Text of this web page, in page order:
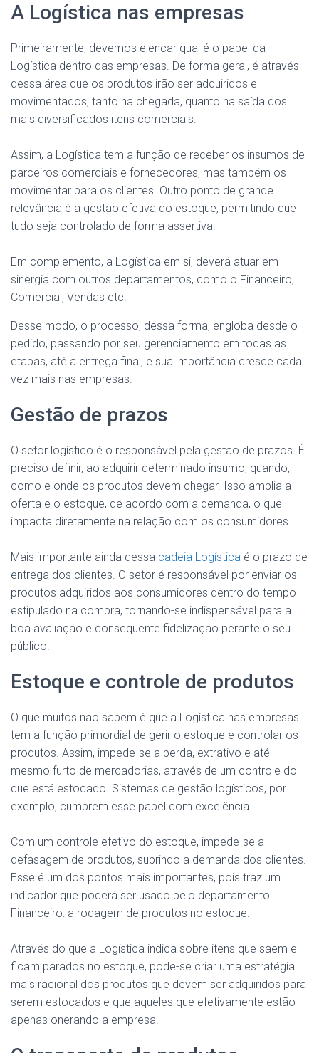
A Logística nas empresas
Primeiramente, devemos elencar qual é o papel da
Logística dentro das empresas. De forma geral, é através
dessa área que os produtos irão ser adquiridos e
movimentados, tanto na chegada, quanto na saída dos
mais diversificados itens comerciais.
Assim, a Logística tem a função de receber os insumos de
parceiros comerciais e fornecedores, mas também os
movimentar para os clientes. Outro ponto de grande
relevância é a gestão efetiva do estoque, permitindo que
tudo seja controlado de forma assertiva.
Em complemento, a Logística em si, deverá atuar em
sinergia com outros departamentos, como o Financeiro,
Comercial, Vendas etc.
Desse modo, o processo, dessa forma, engloba desde o
pedido, passando por seu gerenciamento em todas as
etapas, até a entrega final, e sua importância cresce cada
vez mais nas empresas.
Gestão de prazos
O setor logístico é o responsável pela gestão de prazos. É
preciso definir, ao adquirir determinado insumo, quando,
como e onde os produtos devem chegar. Isso amplia a
oferta e o estoque, de acordo com a demanda, o que
impacta diretamente na relação com os consumidores.
Mais importante ainda dessa cadeia Logística é o prazo de
entrega dos clientes. O setor é responsável por enviar os
produtos adquiridos aos consumidores dentro do tempo
estipulado na compra, tornando-se indispensável para a
boa avaliação e consequente fidelização perante o seu
público.
Estoque e controle de produtos
O que muitos não sabem é que a Logística nas empresas
tem a função primordial de gerir o estoque e controlar os
produtos. Assim, impede-se a perda, extrativo e até
mesmo furto de mercadorias, através de um controle do
que está estocado. Sistemas de gestão logísticos, por
exemplo, cumprem esse papel com excelência.
Com um controle efetivo do estoque, impede-se a
defasagem de produtos, suprindo a demanda dos clientes.
Esse é um dos pontos mais importantes, pois traz um
indicador que poderá ser usado pelo departamento
Financeiro: a rodagem de produtos no estoque.
Através do que a Logística indica sobre itens que saem e
ficam parados no estoque, pode-se criar uma estratégia
mais racional dos produtos que devem ser adquiridos para
serem estocados e que aqueles que efetivamente estão
apenas onerando a empresa.